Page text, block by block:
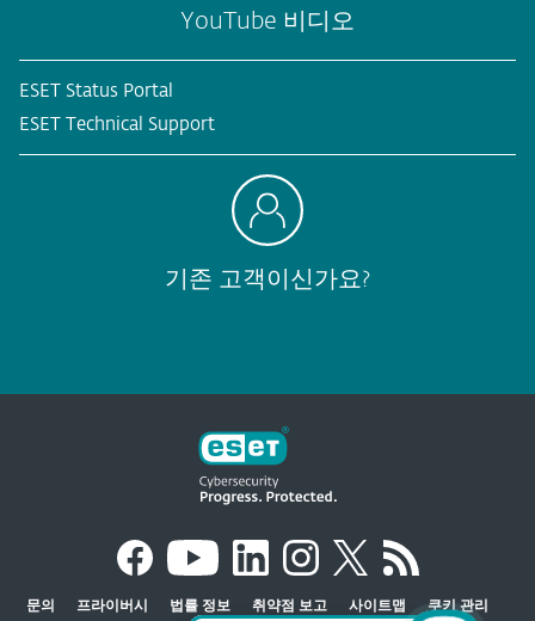
YouTube 비디오
ESET Status Portal
ESET Technical Support
기존 고객이신가요?
문의 프라이버시 법률 정보 취약점 보고 사이트맵 쿠키 관리